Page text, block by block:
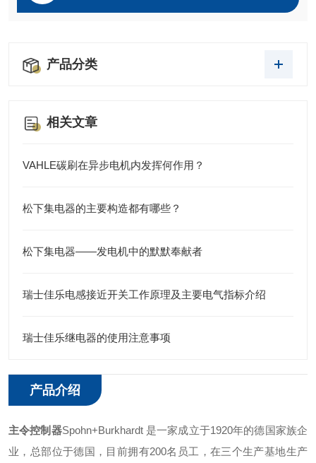
产品分类
相关文章
VAHLE碳刷在异步电机内发挥何作用？
松下集电器的主要构造都有哪些？
松下集电器——发电机中的默默奉献者
瑞士佳乐电感接近开关工作原理及主要电气指标介绍
瑞士佳乐继电器的使用注意事项
产品介绍
主令控制器Spohn+Burkhardt 是一家成立于1920年的德国家族企
业，总部位于德国，目前拥有200名员工，在三个生产基地生产